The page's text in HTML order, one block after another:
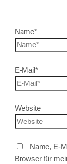
Name*
E-Mail*
Website
Name, E-
Browser für